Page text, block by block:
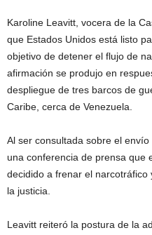
Karoline Leavitt, vocera de la
que Estados Unidos está listo
objetivo de detener el flujo de
afirmación se produjo en
despliegue de tres barcos de
Caribe, cerca de Venezuela.
Al ser consultada sobre el
una conferencia de prensa que
decidido a frenar el
la justicia.
Leavitt reiteró la postura de la